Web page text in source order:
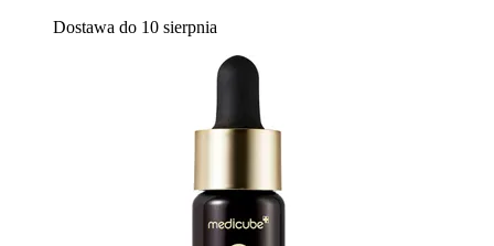
Dostawa do 10 sierpnia